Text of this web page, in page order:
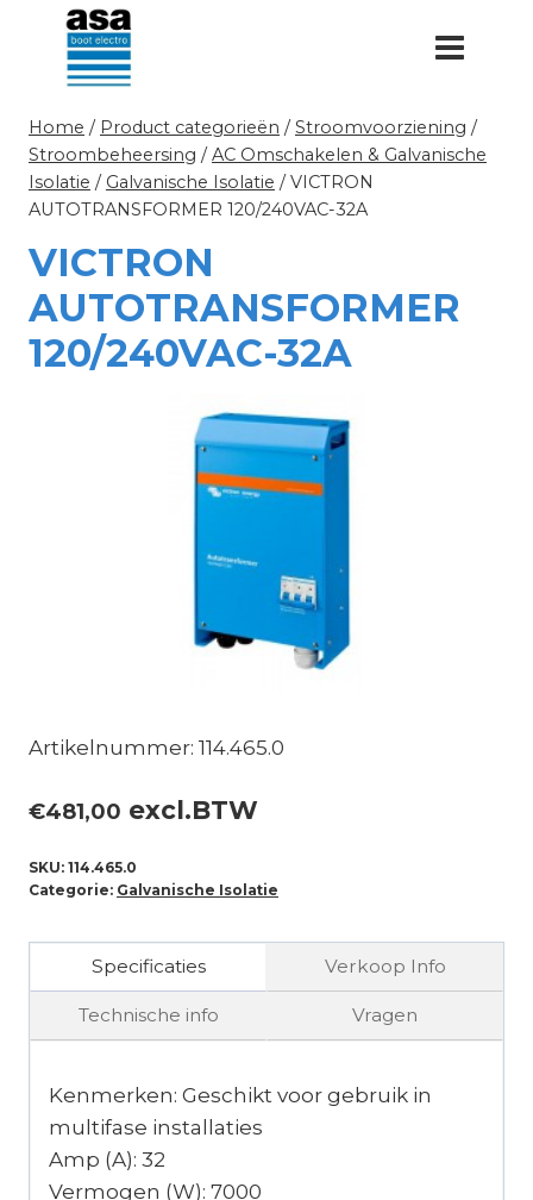
Doorgaan
inhoud
Home / Product categorieën / Stroomvoorziening /
Stroombeheersing / AC Omschakelen & Galvanische
Isolatie / Galvanische Isolatie / VICTRON
AUTOTRANSFORMER 120/240VAC-32A
VICTRON
AUTOTRANSFORMER
120/240VAC-32A
Artikelnummer: 114.465.0
€481,00 excl.BTW
SKU: 114.465.0
Categorie: Galvanische Isolatie
Specificaties Verkoop Info
Technische info Vragen
Kenmerken: Geschikt voor gebruik in
multifase installaties
Amp (A): 32
Vermogen (W): 7000